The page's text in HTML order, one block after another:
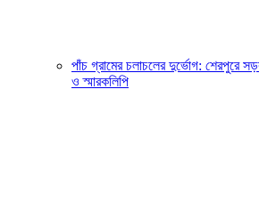
পাঁচ গ্রামের চলাচলের দুর্ভোগ: শেরপুরে
ও স্মারকলিপি